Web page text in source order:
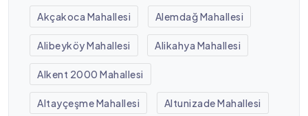
Akçakoca Mahallesi Alemdağ Mahallesi
Alibeyköy Mahallesi Alikahya Mahallesi
Alkent 2000 Mahallesi
Altayçeşme Mahallesi Altunizade Mahallesi